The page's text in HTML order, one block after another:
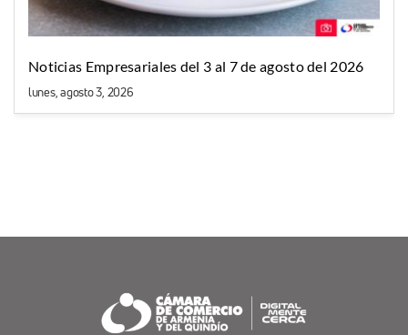
Noticias Empresariales del 3 al 7 de agosto del 2026
lunes, agosto 3, 2026